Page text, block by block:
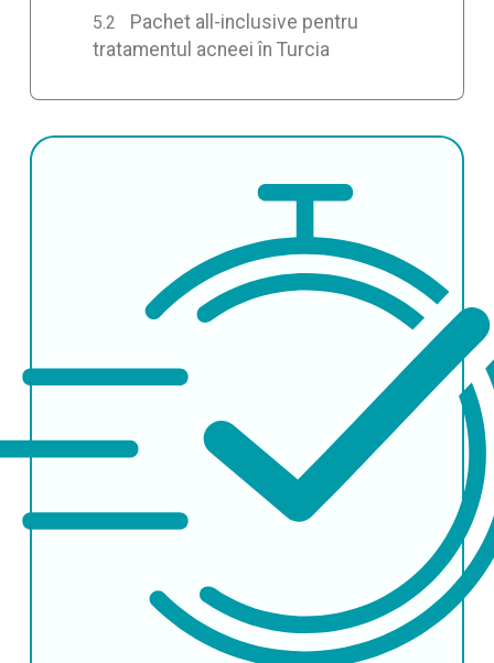
Pachet all-inclusive pentru
tratamentul acneei în Turcia